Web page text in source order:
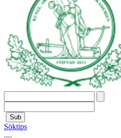
Sub
Söktips